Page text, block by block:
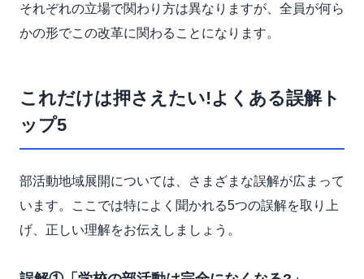
それぞれの立場で関わり方は異なりますが、全員が何ら
かの形でこの改革に関わることになります。
これだけは押さえたい!よくある誤解ト
ップ5
部活動地域展開については、さまざまな誤解が広まって
います。ここでは特によく聞かれる5つの誤解を取り上
げ、正しい理解をお伝えしましょう。